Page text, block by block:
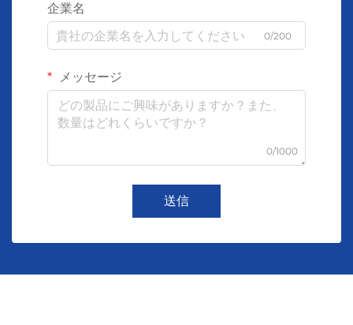
企業名
0/200
メッセージ
0/1000
送信